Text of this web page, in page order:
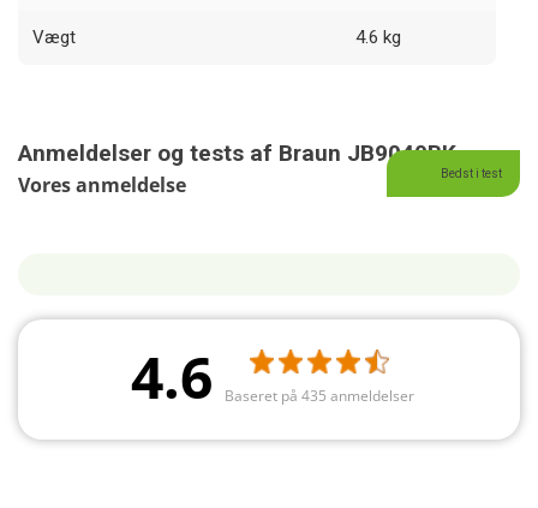
Vægt 4.6 kg
Anmeldelser og tests af Braun JB9040BK
Vores anmeldelse Bedst i test
4.6 Baseret på 435 anmeldelser